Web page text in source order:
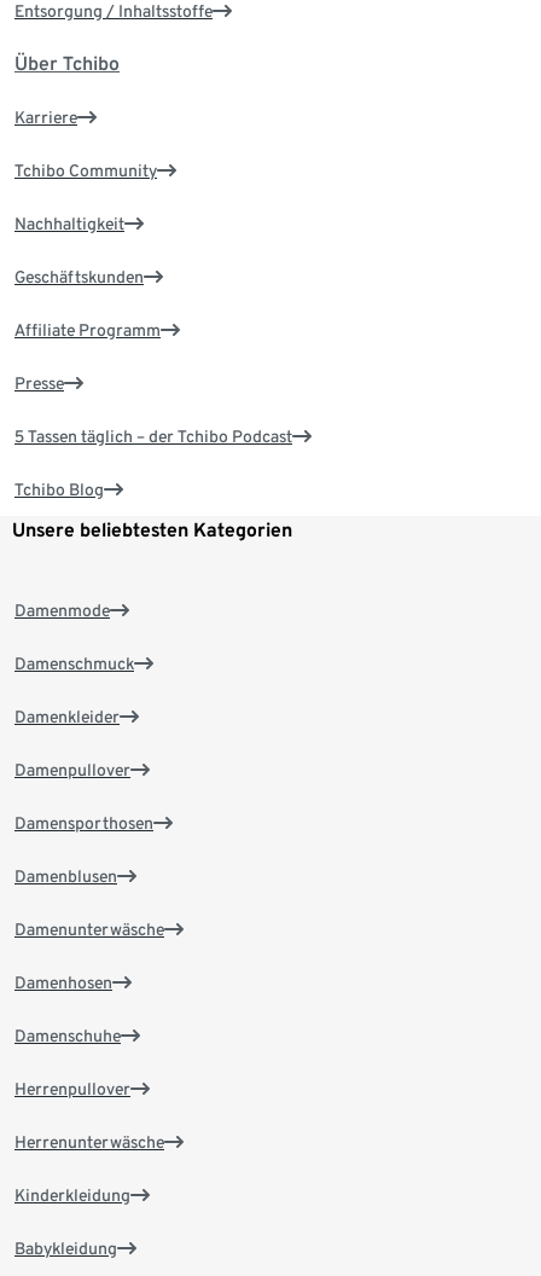
Entsorgung / Inhaltsstoffe
Über Tchibo
Karriere
Tchibo Community
Nachhaltigkeit
Geschäftskunden
Affiliate Programm
Presse
5 Tassen täglich – der Tchibo Podcast
Tchibo Blog
Unsere beliebtesten Kategorien
Damenmode
Damenschmuck
Damenkleider
Damenpullover
Damensporthosen
Damenblusen
Damenunterwäsche
Damenhosen
Damenschuhe
Herrenpullover
Herrenunterwäsche
Kinderkleidung
Babykleidung